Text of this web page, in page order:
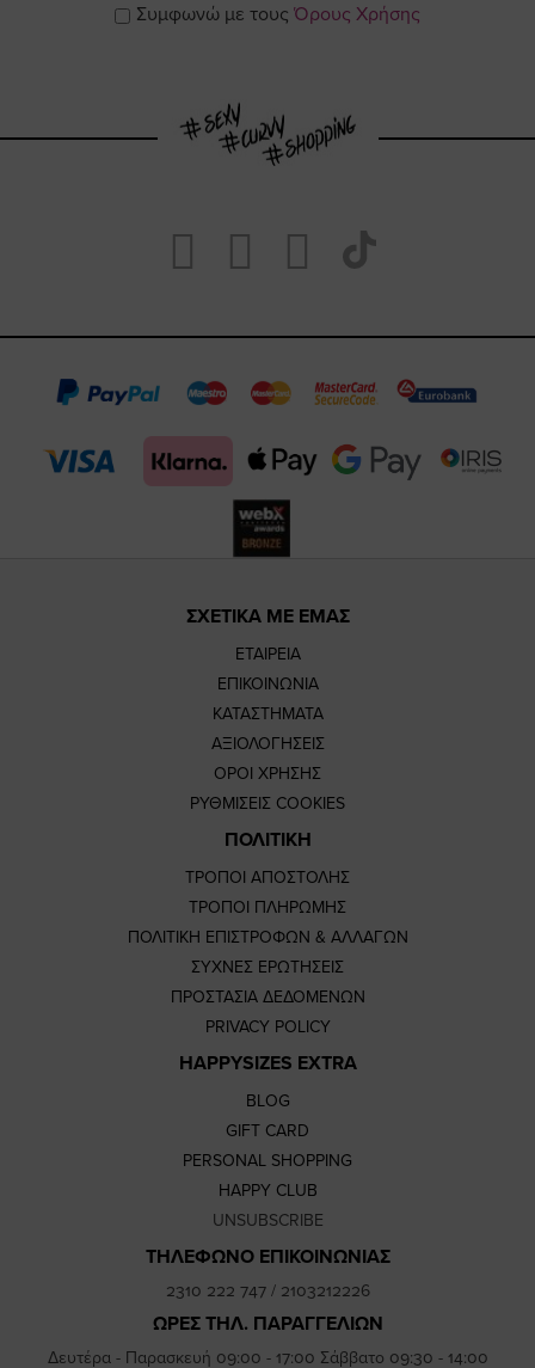
Συμφωνώ με τους Όρους Χρήσης
Visit
https://
page
Visit
https://
page
Visit
https://
page
our
TikTok
page
ΣΧΕΤΙΚΑ ΜΕ ΕΜΑΣ
ΕΤΑΙΡΕΙΑ
ΕΠΙΚΟΙΝΩΝΙΑ
ΚΑΤΑΣΤΗΜΑΤΑ
ΑΞΙΟΛΟΓΗΣΕΙΣ
ΟΡΟΙ ΧΡΗΣΗΣ
ΡΥΘΜΙΣΕΙΣ COOKIES
ΠΟΛΙΤΙΚΗ
ΤΡΟΠΟΙ ΑΠΟΣΤΟΛΗΣ
ΤΡΟΠΟΙ ΠΛΗΡΩΜΗΣ
ΠΟΛΙΤΙΚΗ ΕΠΙΣΤΡΟΦΩΝ & ΑΛΛΑΓΩΝ
ΣΥΧΝΕΣ ΕΡΩΤΗΣΕΙΣ
ΠΡΟΣΤΑΣΙΑ ΔΕΔΟΜΕΝΩΝ
PRIVACY POLICY
HAPPYSIZES EXTRA
BLOG
GIFT CARD
PERSONAL SHOPPING
HAPPY CLUB
UNSUBSCRIBE
ΤΗΛΕΦΩΝΟ ΕΠΙΚΟΙΝΩΝΙΑΣ
2310 222 747/ 2103212226
ΩΡΕΣ ΤΗΛ. ΠΑΡΑΓΓΕΛΙΩΝ
Δευτέρα - Παρασκευή 09:00 - 17:00 Σάββατο 09:30 - 14:00